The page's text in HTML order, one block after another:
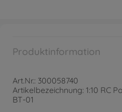
Produktinformation
Art.Nr.: 300058740
Artikelbezeichnung: 1:10 RC
BT-01